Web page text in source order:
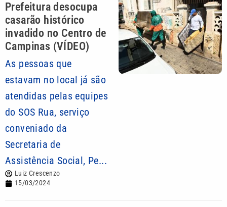
Prefeitura desocupa
casarão histórico
invadido no Centro de
Campinas (VÍDEO)
As pessoas que
estavam no local já são
atendidas pelas equipes
do SOS Rua, serviço
conveniado da
Secretaria de
Assistência Social, Pe...
Luiz Crescenzo
15/03/2024